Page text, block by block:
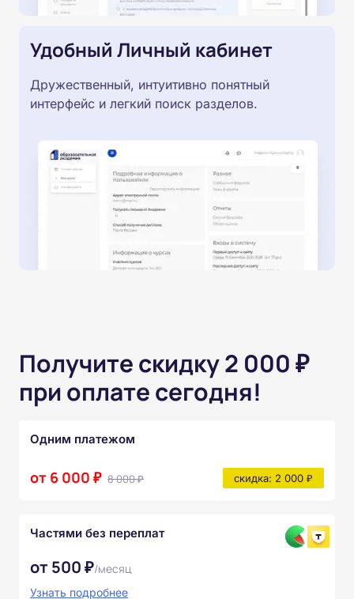
Удобный Личный кабинет
Дружественный, интуитивно понятный
интерфейс и легкий поиск разделов.
Получите скидку 2 000 ₽
при оплате сегодня!
Одним платежом
от 6 000 ₽ 8 000 ₽ скидка: 2 000 ₽
Частями без переплат
от 500 ₽/месяц
Узнать подробнее